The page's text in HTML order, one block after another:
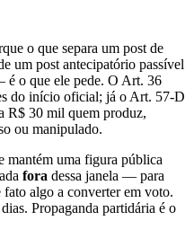
o que separa um post de
um post antecipatório passível
o que ele pede. O Art. 36
do início oficial; já o Art. 57-D
R$ 30 mil quem produz,
ou manipulado.
mantém uma figura pública
fora dessa janela — para
algo a converter em voto.
Propaganda partidária é o